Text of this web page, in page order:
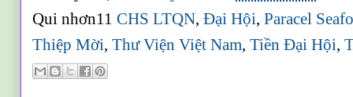
Qui nhơn11CHS LTQN,Đại Hội,Paracel
Thiệp Mời,Thư Viện Việt Nam,Tiền Đại Hội,